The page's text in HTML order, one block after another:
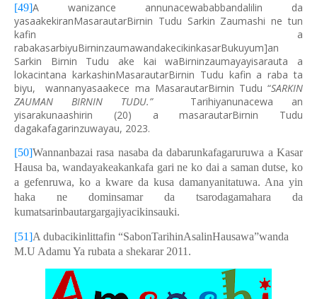
[49]A wanizance annunacewababbandalilin da
yasaakekiranMasarautarBirnin Tudu Sarkin Zaumashi ne tun
kafin a
rabakasarbiyuBirninzaumawandakecikinkasarBukuyum]an
Sarkin Birnin Tudu ake kai waBirninzaumayayisarauta a
lokacintana karkashinMasarautarBirnin Tudu kafin a raba ta
biyu, wannanyasaakece ma MasarautarBirnin Tudu “SARKIN
ZAUMAN BIRNIN TUDU.” Tarihiyanunacewa an
yisarakunaashirin (20) a masarautarBirnin Tudu
dagakafagarinzuwayau, 2023.
[50]Wannanbazai rasa nasaba da dabarunkafagaruruwa a Kasar
Hausa ba, wandayakeakankafa gari ne ko dai a saman dutse, ko
a gefenruwa, ko a kware da kusa damanyanitatuwa. Ana yin
haka ne dominsamar da tsarodagamahara da
kumatsarinbautargargajiyacikinsauki.
[51]A dubacikinlittafin “SabonTarihinAsalinHausawa”wanda
M.U Adamu Ya rubata a shekarar 2011.